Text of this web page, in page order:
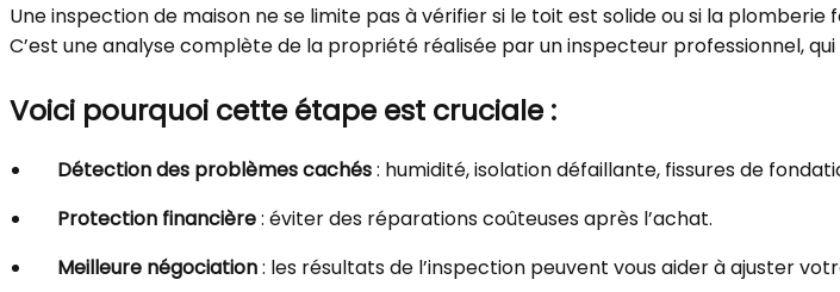
Une inspection de maison ne se limite pas à vérifier si le toit est solide ou si la plomberie
C’est une analyse complète de la propriété réalisée par un inspecteur professionnel,
Voici pourquoi cette étape est cruciale :
Détection des problèmes cachés: humidité, isolation défaillante, fissures de
Protection financière: éviter des réparations coûteuses après l’achat.
Meilleure négociation: les résultats de l’inspection peuvent vous aider à ajuster